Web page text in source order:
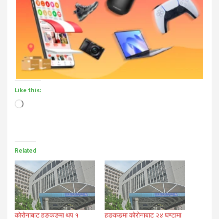
Like this:
Loading…
Related
कोरोनाबाट हङकङमा थप १
हङकङमा कोरोनाबाट २४ घण्टामा